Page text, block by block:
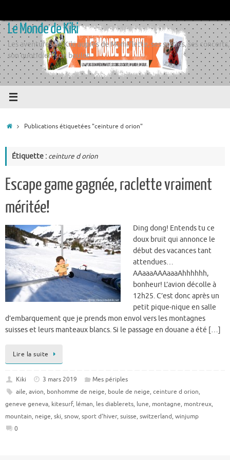
contenu
Le Monde de Kiki
Les aventures de Kiki auprès de Momiflette, ses sorties, ses concerts,
son quotidien, son boulot
AccueilPublications étiquetées "ceinture d orion"
Étiquette : ceinture d orion
Escape game gagnée, raclette vraiment
méritée!
Ding dong! Entends tu ce
doux bruit qui annonce le
début des vacances tant
attendues…
AAaaaAAAaaaAhhhhhh,
bonheur! L’avion décolle à
12h25. C’est donc après un
petit pique-nique en salle
d’embarquement que je prends mon envol vers les montagnes
suisses et leurs manteaux blancs. Si le passage en douane a été […]
Lire la suite
Kiki 3 mars 2019
Mes périples
aile, avion, bonhomme de neige, boule de neige, ceinture d orion,
geneve geneva, kitesurf, léman, les diablerets, lune, montagne, montreux,
mountain, neige, ski, snow, sport d'hiver, suisse, switzerland, winjump
0